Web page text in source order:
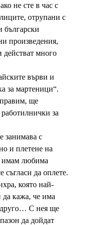
не сте в час с
отрупани с
български
произведения,
действат много
върви и
за мартеници“.
ще
за
занимава с
и плетене на
имам любима
съгласи да оплете.
която най-
да кажа, че има
друго… С нея ще
да дойдат